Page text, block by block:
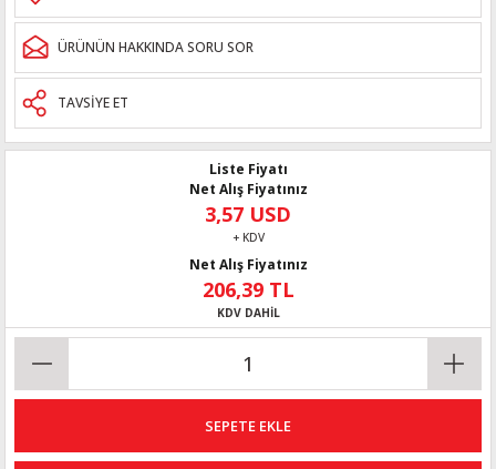
ÜRÜNÜN HAKKINDA SORU SOR
TAVSİYE ET
Liste Fiyatı
Net Alış Fiyatınız
3,57 USD
+ KDV
Net Alış Fiyatınız
206,39 TL
KDV DAHİL
SEPETE EKLE